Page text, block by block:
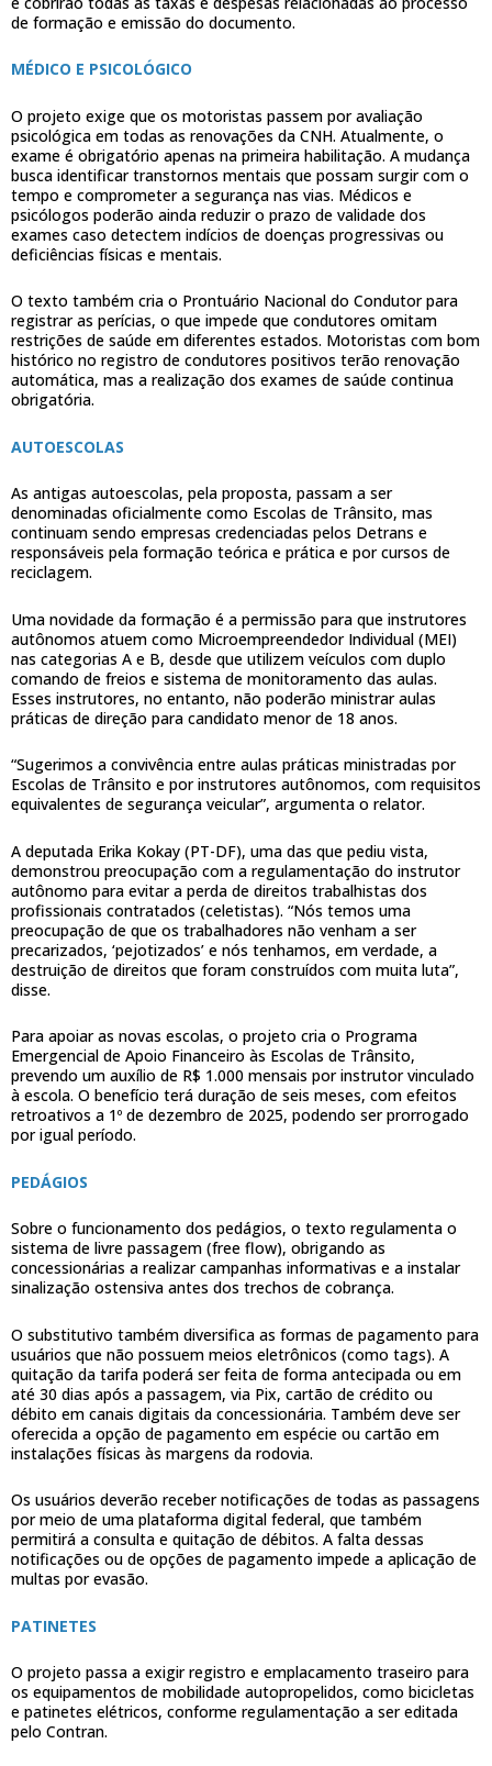
de formação e emissão do documento.
MÉDICO E PSICOLÓGICO
O projeto exige que os motoristas passem por avaliação
psicológica em todas as renovações da CNH. Atualmente, o
exame é obrigatório apenas na primeira habilitação. A mudança
busca identificar transtornos mentais que possam surgir com o
tempo e comprometer a segurança nas vias. Médicos e
psicólogos poderão ainda reduzir o prazo de validade dos
exames caso detectem indícios de doenças progressivas ou
deficiências físicas e mentais.
O texto também cria o Prontuário Nacional do Condutor para
registrar as perícias, o que impede que condutores omitam
restrições de saúde em diferentes estados. Motoristas com bom
histórico no registro de condutores positivos terão renovação
automática, mas a realização dos exames de saúde continua
obrigatória.
AUTOESCOLAS
As antigas autoescolas, pela proposta, passam a ser
denominadas oficialmente como Escolas de Trânsito, mas
continuam sendo empresas credenciadas pelos Detrans e
responsáveis pela formação teórica e prática e por cursos de
reciclagem.
Uma novidade da formação é a permissão para que instrutores
autônomos atuem como Microempreendedor Individual (MEI)
nas categorias A e B, desde que utilizem veículos com duplo
comando de freios e sistema de monitoramento das aulas.
Esses instrutores, no entanto, não poderão ministrar aulas
práticas de direção para candidato menor de 18 anos.
“Sugerimos a convivência entre aulas práticas ministradas por
Escolas de Trânsito e por instrutores autônomos, com requisitos
equivalentes de segurança veicular”, argumenta o relator.
A deputada Erika Kokay (PT-DF), uma das que pediu vista,
demonstrou preocupação com a regulamentação do instrutor
autônomo para evitar a perda de direitos trabalhistas dos
profissionais contratados (celetistas). “Nós temos uma
preocupação de que os trabalhadores não venham a ser
precarizados, ‘pejotizados’ e nós tenhamos, em verdade, a
destruição de direitos que foram construídos com muita luta”,
disse.
Para apoiar as novas escolas, o projeto cria o Programa
Emergencial de Apoio Financeiro às Escolas de Trânsito,
prevendo um auxílio de R$ 1.000 mensais por instrutor vinculado
à escola. O benefício terá duração de seis meses, com efeitos
retroativos a 1º de dezembro de 2025, podendo ser prorrogado
por igual período.
PEDÁGIOS
Sobre o funcionamento dos pedágios, o texto regulamenta o
sistema de livre passagem (free flow), obrigando as
concessionárias a realizar campanhas informativas e a instalar
sinalização ostensiva antes dos trechos de cobrança.
O substitutivo também diversifica as formas de pagamento para
usuários que não possuem meios eletrônicos (como tags). A
quitação da tarifa poderá ser feita de forma antecipada ou em
até 30 dias após a passagem, via Pix, cartão de crédito ou
débito em canais digitais da concessionária. Também deve ser
oferecida a opção de pagamento em espécie ou cartão em
instalações físicas às margens da rodovia.
Os usuários deverão receber notificações de todas as passagens
por meio de uma plataforma digital federal, que também
permitirá a consulta e quitação de débitos. A falta dessas
notificações ou de opções de pagamento impede a aplicação de
multas por evasão.
PATINETES
O projeto passa a exigir registro e emplacamento traseiro para
os equipamentos de mobilidade autopropelidos, como bicicletas
e patinetes elétricos, conforme regulamentação a ser editada
pelo Contran.